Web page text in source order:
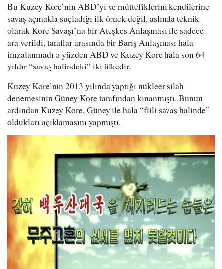
Bu Kuzey Kore’nin ABD’yi ve müttefiklerini kendilerine
savaş açmakla suçladığı ilk örnek değil, aslında teknik
olarak Kore Savaşı’na bir Ateşkes Anlaşması ile sadece
ara verildi, taraflar arasında bir Barış Anlaşması hala
imzalanmadı o yüzden ABD ve Kuzey Kore hala son 64
yıldır “savaş halindeki” iki ülkedir.
Kuzey Kore’nin 2013 yılında yaptığı nükleer silah
denemesinin Güney Kore tarafından kınanmıştı. Bunun
ardından Kuzey Kore, Güney ile hala “fiili savaş halinde”
oldukları açıklamasını yapmıştı.